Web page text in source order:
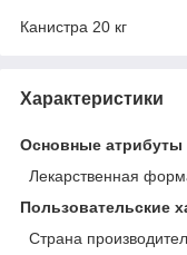
Канистра 20 кг
Характеристики
Основные атрибуты
Лекарственная
Пользовательские
Страна